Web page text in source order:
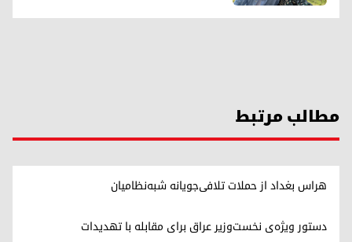
مطالب مرتبط
هراس بغداد از حملات تلافی‌جویانه شبه‌نظامیان
دستور ویژه‌ی نخست‌وزیر عراق برای مقابله با تهدیدات